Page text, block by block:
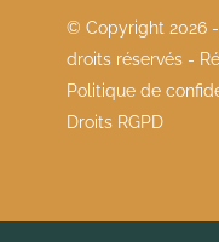
© Copyright 2026
droits réservés -
Politique de
Droits RGPD